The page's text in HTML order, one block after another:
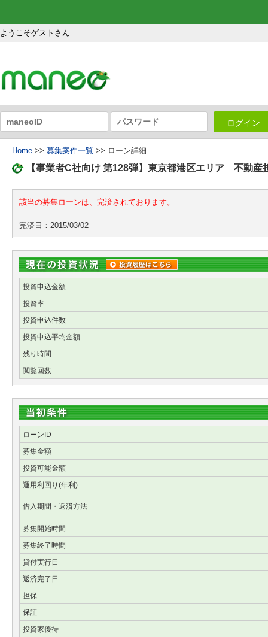
ようこそゲストさん
ログイン
Home >> 募集案件一覧 >> ローン詳細
【事業者C社向け 第128弾】東京都港区エリア 不動産
該当の募集ローンは、完済されております。
完済日：2015/03/02
投資申込金額
投資率
投資申込件数
投資申込平均金額
残り時間
閲覧回数
ローンID
募集金額
投資可能金額
運用利回り(年利)
借入期間・返済方法
募集開始時間
募集終了時間
貸付実行日
返済完了日
担保
保証
投資家優待